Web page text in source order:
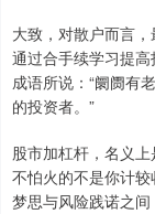
大致，对散户而言
通过合手续学习提
成语所说：“阛阓有
的投资者。”
股市加杠杆，名义
不怕火的不是你计
梦思与风险践诺之